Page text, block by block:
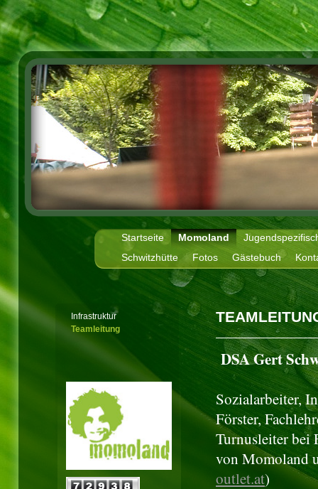
Startseite Momoland
Schwitzhütte
Fotos Gästebuch
DSA Gert
Sozialarbeiter,
Förster,
Turnusleiter bei
von Momoland
outlet.at)
Infrastruktur
Teamleitung